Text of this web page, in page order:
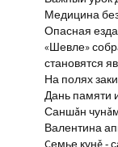
Медицина
Опасная
«Шевле»
становятся
На полях
Дань памяти
Саншăн
Валентина